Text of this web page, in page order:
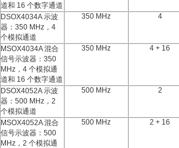
道和 16 个数字通道
DSOX4034A 示波
器：350 MHz，4
个模拟通道
350 MHz 4
MSOX4034A 混合
信号示波器：350
MHz，4 个模拟通
道和 16 个数字通道
350 MHz 4 + 16
DSOX4052A 示波
器：500 MHz，2
个模拟通道
500 MHz 2
MSOX4052A 混合
信号示波器：500
MHz，2 个模拟通
500 MHz 2 + 16